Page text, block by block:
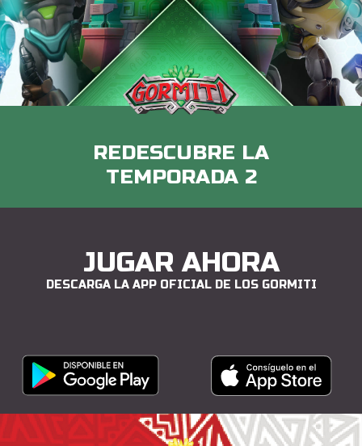
REDESCUBRE LA
TEMPORADA 2
JUGAR AHORA
DESCARGA LA APP OFICIAL DE LOS GORMITI